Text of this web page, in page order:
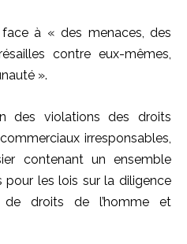
à « des menaces, des
contre eux-mêmes,
».
des violations des droits
irresponsables,
contenant un ensemble
pour les lois sur la diligence
de droits de l’homme et